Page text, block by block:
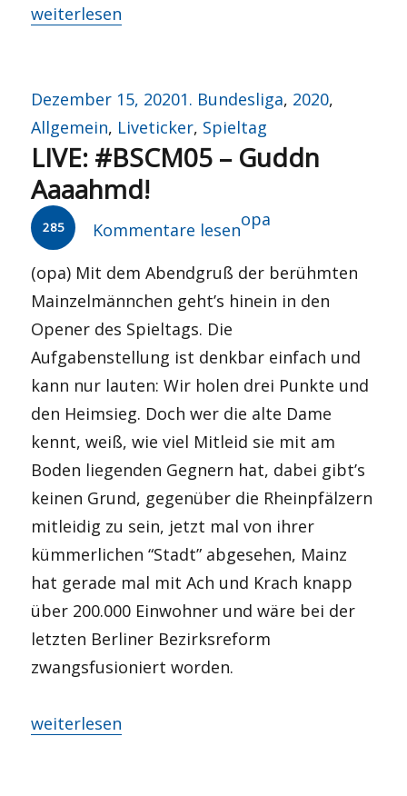
„Bonjour tristesse“
weiterlesen
Veröffentlicht
am
Dezember 15, 2020Kategorien
1. Bundesliga, 2020,
Allgemein, Liveticker, Spieltag
LIVE: #BSCM05 – Guddn
Aaaahmd!
285 Kommentare lesen
Autor
opa
(opa) Mit dem Abendgruß der berühmten
Mainzelmännchen geht’s hinein in den
Opener des Spieltags. Die
Aufgabenstellung ist denkbar einfach und
kann nur lauten: Wir holen drei Punkte und
den Heimsieg. Doch wer die alte Dame
kennt, weiß, wie viel Mitleid sie mit am
Boden liegenden Gegnern hat, dabei gibt’s
keinen Grund, gegenüber die Rheinpfälzern
mitleidig zu sein, jetzt mal von ihrer
kümmerlichen “Stadt” abgesehen, Mainz
hat gerade mal mit Ach und Krach knapp
über 200.000 Einwohner und wäre bei der
letzten Berliner Bezirksreform
zwangsfusioniert worden.
„LIVE: #BSCM05 – Guddn Aaaahmd!“
weiterlesen